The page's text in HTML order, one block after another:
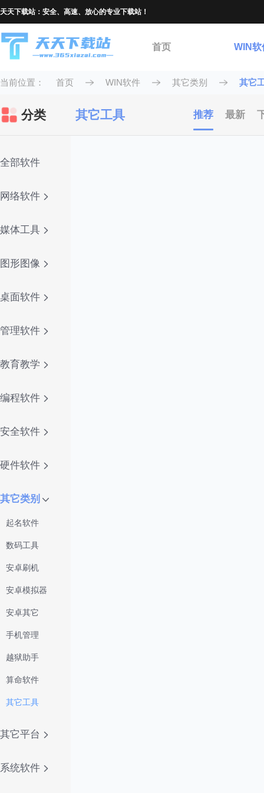
天天下载站：安全、高速、放心的专业下载站！
首页 WIN软
当前位置： 首页 WIN软件 其它类别 其它
分类 其它工具 推荐 最新
全部软件
网络软件
媒体工具
图形图像
桌面软件
管理软件
教育教学
编程软件
安全软件
硬件软件
其它类别
起名软件
数码工具
安卓刷机
安卓模拟器
安卓其它
手机管理
越狱助手
算命软件
其它工具
其它平台
系统软件